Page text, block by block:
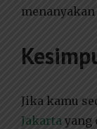
Jika kamu
Jakarta yang